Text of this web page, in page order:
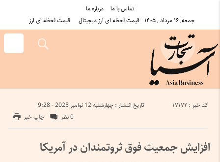
درباره ما
تماس با ما
جمعه, ۱۶ مرداد , ۱۴۰۵
قیمت لحظه ای ارز دیجیتال قیمت لحظه ای ارز
تاریخ انتشار : چهارشنبه 12 نوامبر 2025 - 9:28 کد خبر : 17172
چاپ خبر 0 نظر
افزایش جمعیت فوق ثروتمندان در آمریکا